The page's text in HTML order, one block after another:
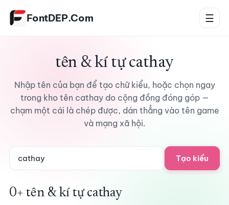
FontDEP.Com ☰
tên & kí tự cathay
Nhập tên của bạn để tạo chữ kiểu, hoặc chọn ngay
trong kho tên cathay do cộng đồng đóng góp —
chạm một cái là chép được, dán thẳng vào tên game
và mạng xã hội.
Tạo kiểu
0+ tên & kí tự cathay